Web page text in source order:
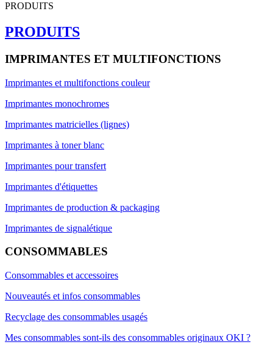
PRODUITS
PRODUITS
IMPRIMANTES ET MULTIFONCTIONS
Imprimantes et multifonctions couleur
Imprimantes monochromes
Imprimantes matricielles (lignes)
Imprimantes à toner blanc
Imprimantes pour transfert
Imprimantes d'étiquettes
Imprimantes de production & packaging
Imprimantes de signalétique
CONSOMMABLES
Consommables et accessoires
Nouveautés et infos consommables
Recyclage des consommables usagés
Mes consommables sont-ils des consommables originaux OKI ?